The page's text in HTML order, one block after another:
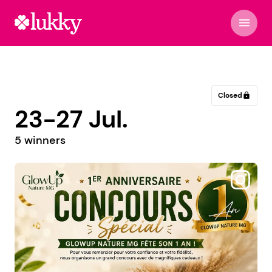
menu
Closed lock
23-27 Jul.
5 winners
@martiniquela1ere